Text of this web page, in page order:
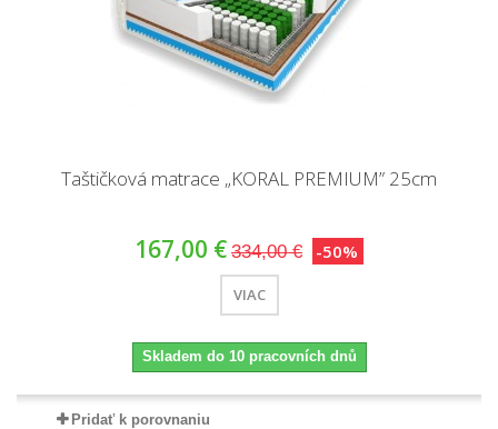
Taštičková matrace „KORAL PREMIUM” 25cm
167,00 € 334,00 € -50%
VIAC
Skladem do 10 pracovních dnů
Pridať k porovnaniu